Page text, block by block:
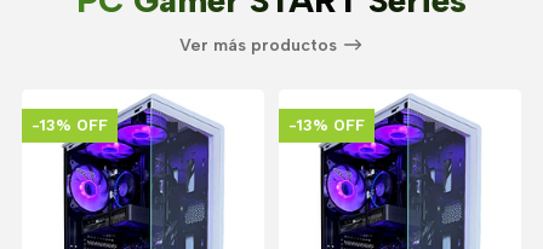
Ver más productos
-13% OFF -13% OFF